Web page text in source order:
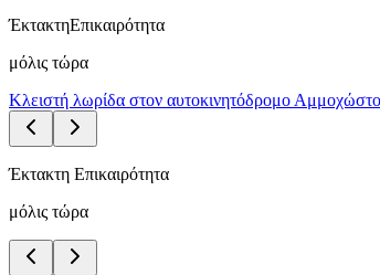
ΈκτακτηΕπικαιρότητα
μόλις τώρα
Κλειστή λωρίδα στον αυτοκινητόδρομο
Έκτακτη Επικαιρότητα
μόλις τώρα